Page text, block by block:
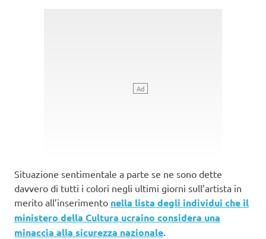
Situazione sentimentale a parte se ne sono dette
davvero di tutti i colori negli ultimi giorni sull’artista in
merito all’inserimento nella lista degli individui che il
ministero della Cultura ucraino considera una
minaccia alla sicurezza nazionale